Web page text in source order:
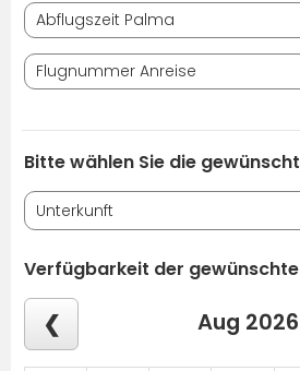
Bitte wählen Sie die
Verfügbarkeit der
Aug 2026